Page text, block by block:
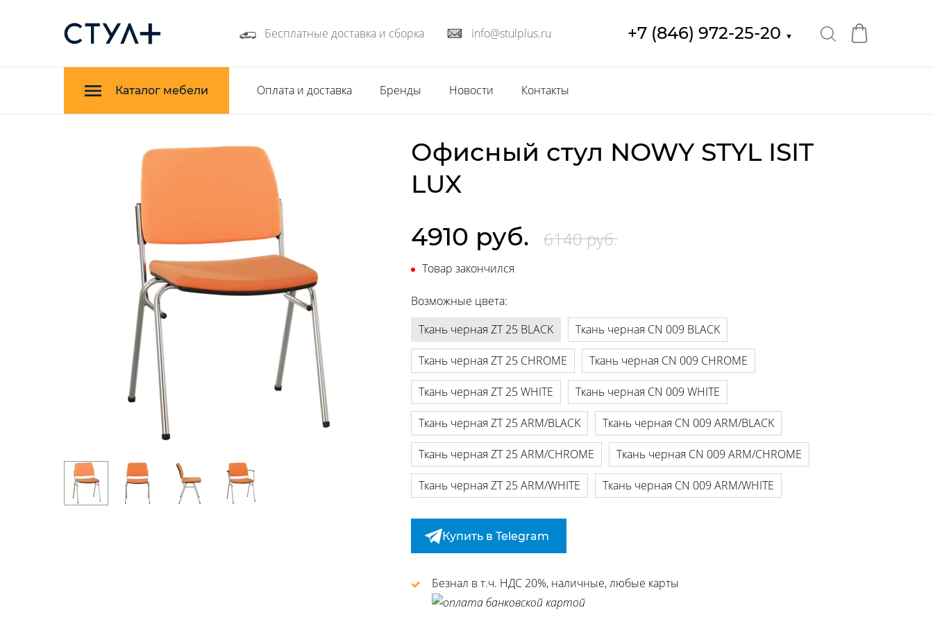
Бесплатные доставка и сборка info@stulplus.ru +7 (846) 972-25-20 ▼
Каталог мебели Оплата и доставка Бренды Новости Контакты
Офисный стул NOWY STYL ISIT
LUX
4910 руб.
6140 руб.
Товар закончился
Возможные цвета:
Ткань черная ZT 25 BLACK
Ткань черная CN 009 BLACK
Ткань черная ZT 25 CHROME Ткань черная CN 009 CHROME
Ткань черная ZT 25 WHITE Ткань черная CN 009 WHITE
Ткань черная ZT 25 ARM/BLACK Ткань черная CN 009 ARM/BLACK
Ткань черная ZT 25 ARM/CHROME Ткань черная CN 009 ARM/CHROME
Ткань черная ZT 25 ARM/WHITE Ткань черная CN 009 ARM/WHITE
Купить в Telegram
Безнал в т.ч. НДС 20%, наличные, любые карты